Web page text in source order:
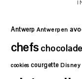
Antwerp Antwerpen
chefs chocolade
cookies courgette Disney